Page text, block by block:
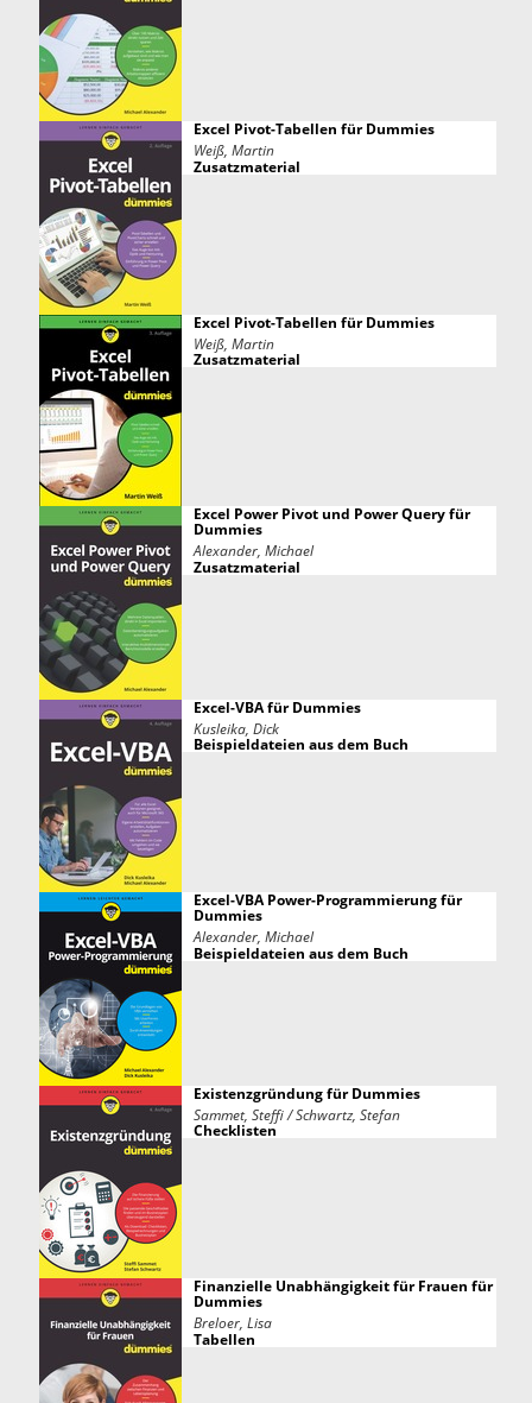
Excel Pivot-Tabellen für Dummies
Weiß, Martin
Zusatzmaterial
Excel Pivot-Tabellen für Dummies
Weiß, Martin
Zusatzmaterial
Excel Power Pivot und Power Query für
Dummies
Alexander, Michael
Zusatzmaterial
Excel-VBA für Dummies
Kusleika, Dick
Beispieldateien aus dem Buch
Excel-VBA Power-Programmierung für
Dummies
Alexander, Michael
Beispieldateien aus dem Buch
Existenzgründung für Dummies
Sammet, Steffi / Schwartz, Stefan
Checklisten
Finanzielle Unabhängigkeit für Frauen für
Dummies
Breloer, Lisa
Tabellen